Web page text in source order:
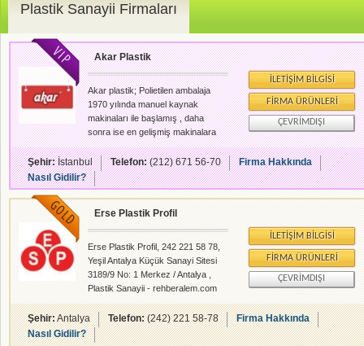
Plastik Sanayii Firmaları
Akar Plastik
Akar plastik; Polietilen ambalaja
1970 yılında manuel kaynak
makinaları ile başlamış , daha
sonra ise en gelişmiş makinalara
yönelmiş ve bu şekilde yaklaşık 40
yıldır, müşterilerimizin memnuniyeti
doğrultusunda üretimini
sürdürmektedir. Yılların
tecrübesiyle farklı sektörlere hitap
etmekteyiz. Amacımız
müşterilerimize en iyi hizmeti ve
mamulü sunmak, Türkiye'de ise ilk
500 şirket arasına girmektir.
Öncelikli hedefimiz kalite ve müşteri
memnuniyetini ön planda tutarak
Ülkesi için
İLETIŞIM BILGISI
FIRMA ÜRÜNLERI
ÇEVRIMDIŞI
Şehir:İstanbul Telefon:(212) 671 56-70
Firma Hakkında
Nasıl Gidilir?
Erse Plastik Profil
Erse Plastik Profil, 242 221 58 78,
Yeşil Antalya Küçük Sanayi Sitesi
3189/9 No: 1 Merkez / Antalya ,
Plastik Sanayii - rehberalem.com
alanlarında faliyet gösteren
firmamızdır.
İLETIŞIM BILGISI
FIRMA ÜRÜNLERI
ÇEVRIMDIŞI
Şehir:Antalya Telefon:(242) 221 58-78
Firma Hakkında
Nasıl Gidilir?